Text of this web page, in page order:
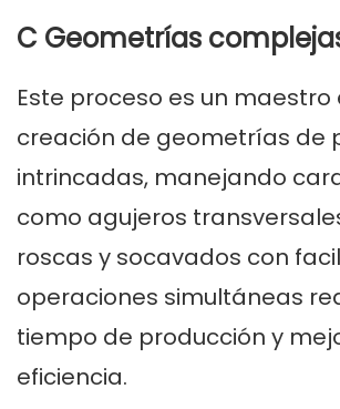
C Geometrías
Este proceso es un maestro
creación de geometrías de
intrincadas, manejando
como agujeros
roscas y socavados con
operaciones simultáneas
tiempo de producción y
eficiencia.